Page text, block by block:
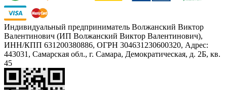
Индивидуальный предприниматель Волжанский Виктор
Валентинович (ИП Волжанский Виктор Валентинович),
ИНН/КПП 631200380886, ОГРН 304631230600320, Адрес:
443031, Самарская обл., г. Самара, Демократическая, д. 2Б, кв.
45